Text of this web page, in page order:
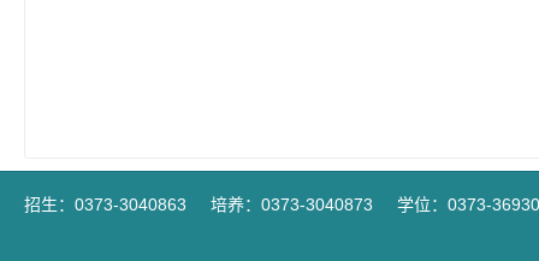
招生：0373-3040863 培养：0373-3040873 学位：0373-